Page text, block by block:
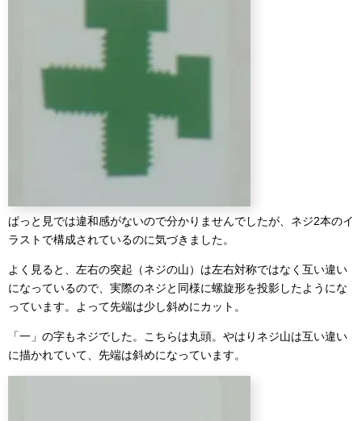
ぱっと見では違和感がないので分かりませんでしたが、ネジ2本のイ
ラストで構成されているのに気づきました。
よく見ると、左右の突起（ネジの山）は左右対称ではなく互い違い
になっているので、実際のネジと同様に螺旋形を投影したようにな
っています。よって先端は少し斜めにカット。
「一」の字もネジでした。こちらは丸頭。やはりネジ山は互い違い
に描かれていて、先端は斜めになっています。